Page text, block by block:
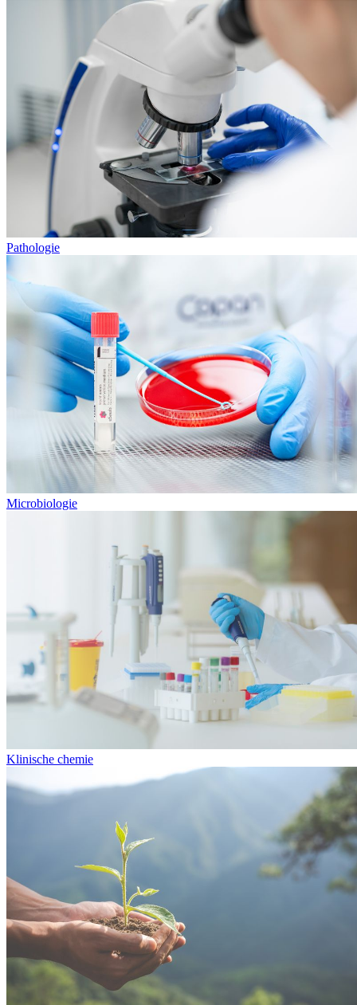
Pathologie
Microbiologie
Klinische chemie